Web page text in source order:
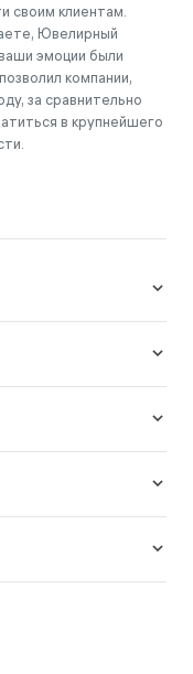
своим клиентам.
Ювелирный
эмоции были
компании,
за сравнительно
в крупнейшего